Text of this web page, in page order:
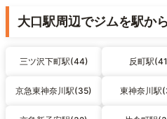
大口駅周辺でジムを駅か
三ツ沢下町駅(44) 反町駅
京急東神奈川駅(35) 東神奈川駅